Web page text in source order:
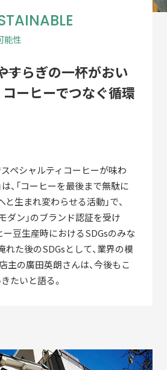
モダン」をもっと知る
立ちと現在地
ブランド認証商品
ブランド認証飲食店メニュー
ーパートナー
能性
すらぎの一杯がおい
コーヒーでつなぐ循環
ペシャルティコーヒーが味わ
は、「コーヒーを最後まで無駄に
と生まれ変わらせる活動」で、
ダン」のブランド認証を受け
ー豆生産時におけるSDGsのみな
れた後のSDGsとして、業界の模
主の廣田英朗さんは、今後もこ
たいと語る。